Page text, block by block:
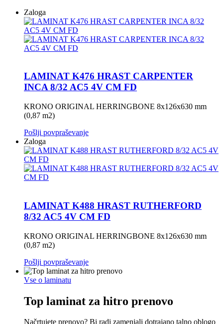
Zaloga
LAMINAT K476 HRAST CARPENTER
INCA 8/32 AC5 4V CM FD
KRONO ORIGINAL HERRINGBONE 8x126x630 mm
(0,87 m2)
Pošlji povpraševanje
Zaloga
LAMINAT K488 HRAST RUTHERFORD
8/32 AC5 4V CM FD
KRONO ORIGINAL HERRINGBONE 8x126x630 mm
(0,87 m2)
Pošlji povpraševanje
Vse o laminatu
Top laminat za hitro prenovo
Načrtujete prenovo? Bi radi zamenjali dotrajano talno oblogo